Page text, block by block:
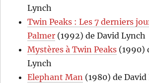
Lynch
Twin Peaks : Les 7 derniers
Palmer (1992) de David Lynch
Mystères à Twin Peaks (1990)
Lynch
Elephant Man (1980) de